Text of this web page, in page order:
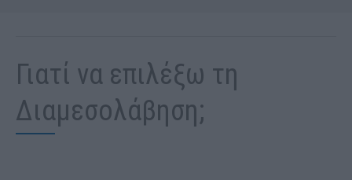
Γιατί να επιλέξω τη
Διαμεσολάβηση;